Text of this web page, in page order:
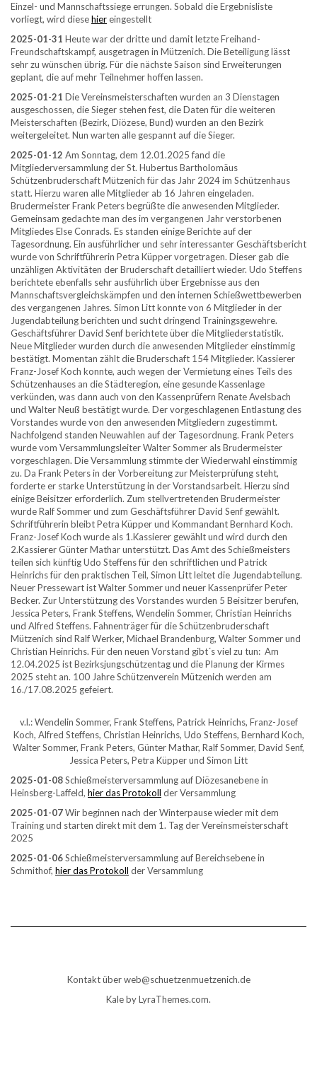
Einzel- und Mannschaftssiege errungen. Sobald die Ergebnisliste
vorliegt, wird diesehiereingestellt
2025-01-31 Heute war der dritte und damit letzte Freihand-
Freundschaftskampf, ausgetragen in Mützenich. Die Beteiligung lässt
sehr zu wünschen übrig. Für die nächste Saison sind Erweiterungen
geplant, die auf mehr Teilnehmer hoffen lassen.
2025-01-21 Die Vereinsmeisterschaften wurden an 3 Dienstagen
ausgeschossen, die Sieger stehen fest, die Daten für die weiteren
Meisterschaften (Bezirk, Diözese, Bund) wurden an den Bezirk
weitergeleitet. Nun warten alle gespannt auf die Sieger.
2025-01-12 Am Sonntag, dem 12.01.2025 fand die
Mitgliederversammlung der St. Hubertus Bartholomäus
Schützenbruderschaft Mützenich für das Jahr 2024 im Schützenhaus
statt. Hierzu waren alle Mitglieder ab 16 Jahren eingeladen.
Brudermeister Frank Peters begrüßte die anwesenden Mitglieder.
Gemeinsam gedachte man des im vergangenen Jahr verstorbenen
Mitgliedes Else Conrads. Es standen einige Berichte auf der
Tagesordnung. Ein ausführlicher und sehr interessanter Geschäftsbericht
wurde von Schriftführerin Petra Küpper vorgetragen. Dieser gab die
unzähligen Aktivitäten der Bruderschaft detailliert wieder. Udo Steffens
berichtete ebenfalls sehr ausführlich über Ergebnisse aus den
Mannschaftsvergleichskämpfen und den internen Schießwettbewerben
des vergangenen Jahres. Simon Litt konnte von 6 Mitglieder in der
Jugendabteilung berichten und sucht dringend Trainingsgewehre.
Geschäftsführer David Senf berichtete über die Mitgliederstatistik.
Neue Mitglieder wurden durch die anwesenden Mitglieder einstimmig
bestätigt. Momentan zählt die Bruderschaft 154 Mitglieder. Kassierer
Franz-Josef Koch konnte, auch wegen der Vermietung eines Teils des
Schützenhauses an die Städteregion, eine gesunde Kassenlage
verkünden, was dann auch von den Kassenprüfern Renate Avelsbach
und Walter Neuß bestätigt wurde. Der vorgeschlagenen Entlastung des
Vorstandes wurde von den anwesenden Mitgliedern zugestimmt.
Nachfolgend standen Neuwahlen auf der Tagesordnung. Frank Peters
wurde vom Versammlungsleiter Walter Sommer als Brudermeister
vorgeschlagen. Die Versammlung stimmte der Wiederwahl einstimmig
zu. Da Frank Peters in der Vorbereitung zur Meisterprüfung steht,
forderte er starke Unterstützung in der Vorstandsarbeit. Hierzu sind
einige Beisitzer erforderlich. Zum stellvertretenden Brudermeister
wurde Ralf Sommer und zum Geschäftsführer David Senf gewählt.
Schriftführerin bleibt Petra Küpper und Kommandant Bernhard Koch.
Franz-Josef Koch wurde als 1.Kassierer gewählt und wird durch den
2.Kassierer Günter Mathar unterstützt. Das Amt des Schießmeisters
teilen sich künftig Udo Steffens für den schriftlichen und Patrick
Heinrichs für den praktischen Teil, Simon Litt leitet die Jugendabteilung.
Neuer Pressewart ist Walter Sommer und neuer Kassenprüfer Peter
Becker. Zur Unterstützung des Vorstandes wurden 5 Beisitzer berufen,
Jessica Peters, Frank Steffens, Wendelin Sommer, Christian Heinrichs
und Alfred Steffens. Fahnenträger für die Schützenbruderschaft
Mützenich sind Ralf Werker, Michael Brandenburg, Walter Sommer und
Christian Heinrichs. Für den neuen Vorstand gibt´s viel zu tun: Am
12.04.2025 ist Bezirksjungschützentag und die Planung der Kirmes
2025 steht an. 100 Jahre Schützenverein Mützenich werden am
16./17.08.2025 gefeiert.
v.l.: Wendelin Sommer, Frank Steffens, Patrick Heinrichs, Franz-Josef
Koch, Alfred Steffens, Christian Heinrichs, Udo Steffens, Bernhard Koch,
Walter Sommer, Frank Peters, Günter Mathar, Ralf Sommer, David Senf,
Jessica Peters, Petra Küpper und Simon Litt
2025-01-08Schießmeisterversammlung auf Diözesanebene in
Heinsberg-Laffeld, hier das Protokoll der Versammlung
2025-01-07Wir beginnen nach der Winterpause wieder mit dem
Training und starten direkt mit dem 1. Tag der Vereinsmeisterschaft
2025
2025-01-06Schießmeisterversammlung auf Bereichsebene in
Schmithof, hier das Protokoll der Versammlung
Kontakt über web@schuetzenmuetzenich.de
Kaleby LyraThemes.com.